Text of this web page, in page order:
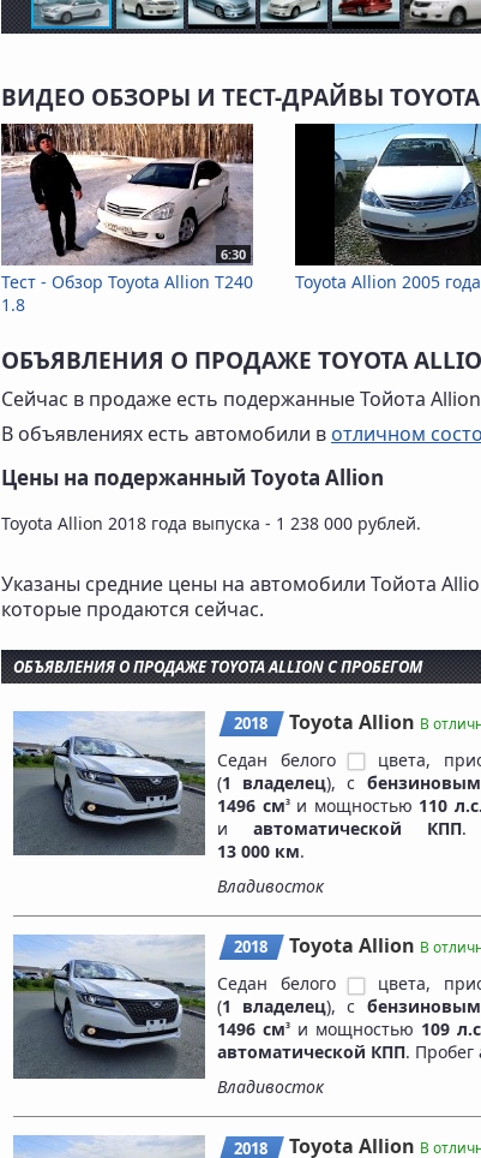
ВИДЕО ОБЗОРЫ И ТЕСТ-ДРАЙВЫ TOYOTA
6:30
Тест - Обзор Toyota Allion T240
1.8
Toyota Allion 2005
ОБЪЯВЛЕНИЯ О ПРОДАЖЕ TOYOTA
Сейчас в продаже есть подержанные Тойота Allion
В объявлениях есть автомобили в отличном
Цены на подержанный Toyota Allion
Toyota Allion 2018 года выпуска - 1 238 000 рублей.
Указаны средние цены на автомобили Тойота
которые продаются сейчас.
ОБЪЯВЛЕНИЯ О ПРОДАЖЕ TOYOTA ALLION С ПРОБЕГОМ
2018 Toyota Allion В
Седан белого
цвета,
(1 владелец), c бензиновым
1496 см3и мощностью 110 л.с.
и автоматической КПП.
13 000 км.
Владивосток
2018 Toyota Allion В
Седан белого
цвета,
(1 владелец), c бензиновым
1496 см3 и мощностью 109
автоматической КПП. Пробег
Владивосток
2018 Toyota Allion В